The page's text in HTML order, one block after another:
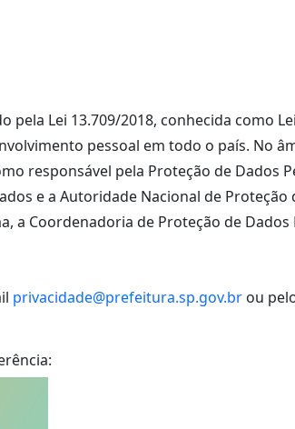
Lei 13.709/2018, conhecida como
pessoal em todo o país. No
responsável pela Proteção de Dados
e a Autoridade Nacional de Proteção
Coordenadoria de Proteção de Dados
privacidade@prefeitura.sp.gov.br ou